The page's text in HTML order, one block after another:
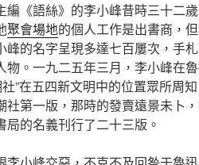
編《語絲》的李小峰昔時三十二
聚會場地的個人工作是出書商，
峰的名字呈現多達七百屢次，手
。一九二五年三月，李小峰在
社”在五四新文明中的位置眾所
社第一版，那時的發賣遠景未卜
局的名義刊行了二十三版。